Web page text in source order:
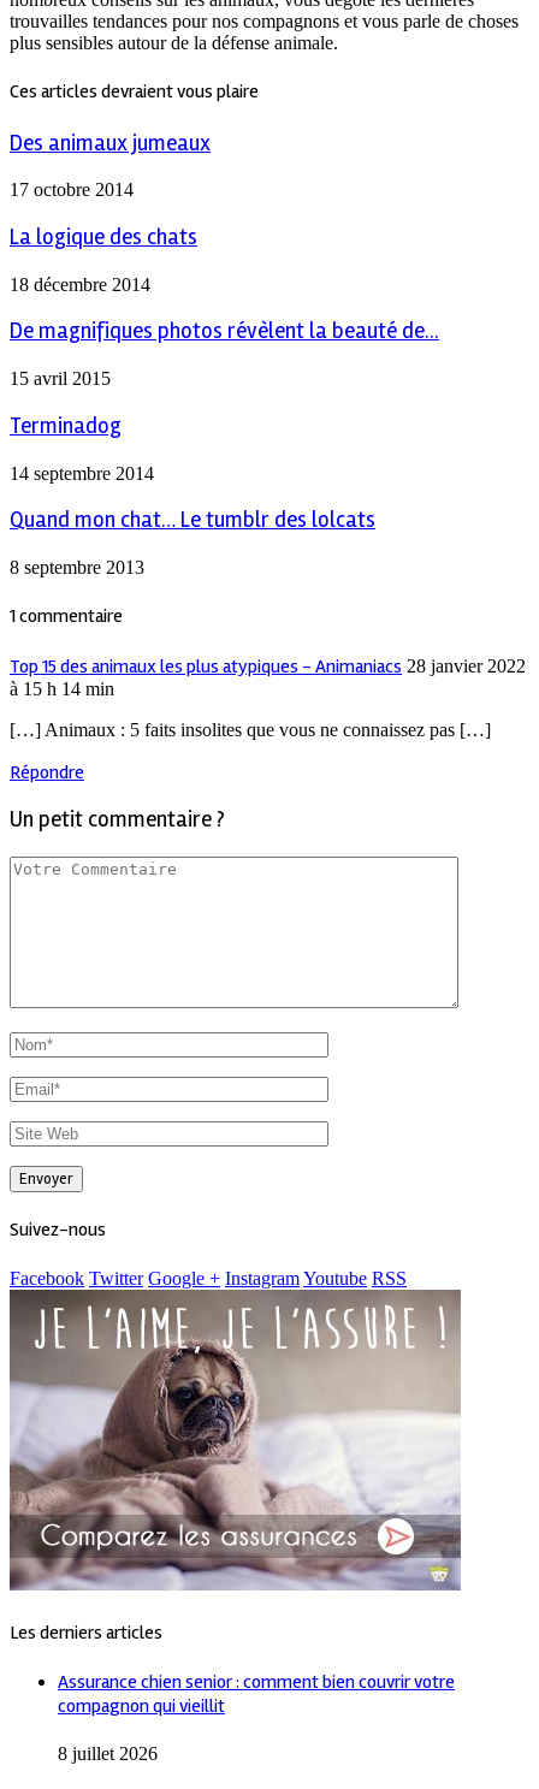
trouvailles tendances pour nos compagnons et vous parle de choses
plus sensibles autour de la défense animale.
Ces articles devraient vous plaire
Des animaux jumeaux
17 octobre 2014
La logique des chats
18 décembre 2014
De magnifiques photos révèlent la beauté de...
15 avril 2015
Terminadog
14 septembre 2014
Quand mon chat… Le tumblr des lolcats
8 septembre 2013
1 commentaire
Top 15 des animaux les plus atypiques - Animaniacs 28 janvier 2022
à 15 h 14 min
[…] Animaux : 5 faits insolites que vous ne connaissez pas […]
Répondre
Un petit commentaire ?
Suivez-nous
Facebook Twitter Google + InstagramYoutube RSS
Les derniers articles
Assurance chien senior : comment bien couvrir votre
compagnon qui vieillit
8 juillet 2026